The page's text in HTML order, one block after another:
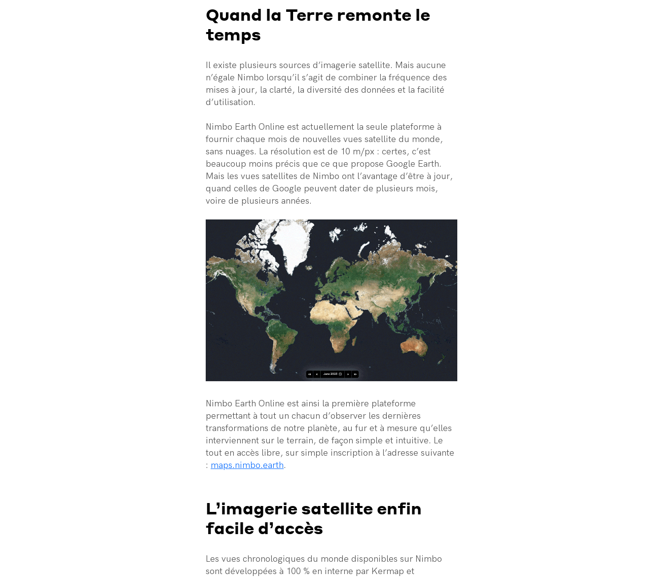
Quand la Terre remonte le
temps
Il existe plusieurs sources d’imagerie satellite. Mais aucune
n’égale Nimbo lorsqu’il s’agit de combiner la fréquence des
mises à jour, la clarté, la diversité des données et la facilité
d’utilisation.
Nimbo Earth Online est actuellement la seule plateforme à
fournir chaque mois de nouvelles vues satellite du monde,
sans nuages. La résolution est de 10 m/px : certes, c’est
beaucoup moins précis que ce que propose Google Earth.
Mais les vues satellites de Nimbo ont l’avantage d’être à jour,
quand celles de Google peuvent dater de plusieurs mois,
voire de plusieurs années.
Nimbo Earth Online est ainsi la première plateforme
permettant à tout un chacun d’observer les dernières
transformations de notre planète, au fur et à mesure qu’elles
interviennent sur le terrain, de façon simple et intuitive. Le
tout en accès libre, sur simple inscription à l’adresse suivante
: maps.nimbo.earth.
L’imagerie satellite enfin
facile d’accès
Les vues chronologiques du monde disponibles sur Nimbo
sont développées à 100 % en interne par Kermap et